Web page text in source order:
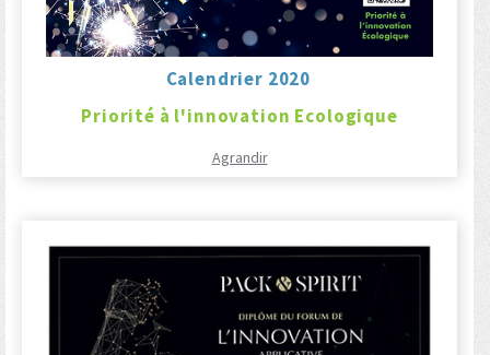
Calendrier 2020
Priorité à l'innovation Ecologique
Agrandir